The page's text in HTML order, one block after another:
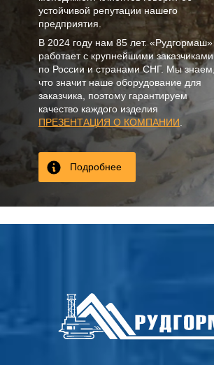
устойчивой репутации нашего
предприятия.
В 2024 году нам 85 лет. «Рудгормаш»
работает с крупнейшими заказчиками
по России и странами СНГ. Мы знаем,
что значит наше оборудование для
заказчика, поэтому гарантируем
качество каждого изделия
ПРЕЗЕНТАЦИЯ О КОМПАНИИ
Подробнее